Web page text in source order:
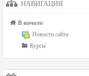
НАВИГАЦИЯ
В начало
Новости сайта
Курсы